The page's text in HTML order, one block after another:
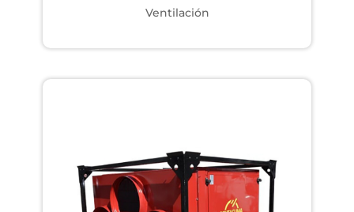
Ventilación